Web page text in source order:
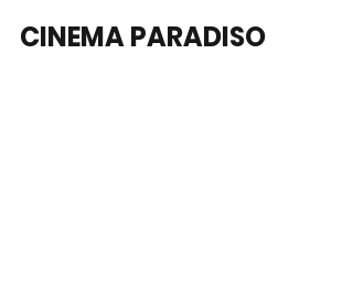
CINEMA PARADISO